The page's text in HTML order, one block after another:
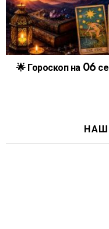
🌟 Гороскоп на 06
НАШ